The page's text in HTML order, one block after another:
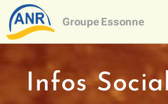
GroupeEssonne
Infos